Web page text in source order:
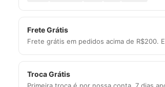
Frete Grátis
Frete grátis em pedidos acima de R$200.
Troca Grátis